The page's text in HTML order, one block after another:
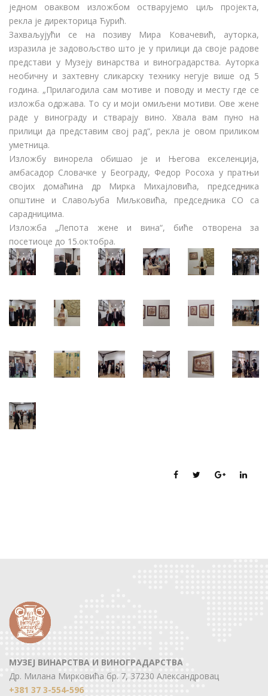
једном оваквом изложбом остварујемо циљ пројекта,
рекла је директорица Ћурић.
Захваљујући се на позиву Мира Ковачевић, ауторка,
изразила је задовољство што је у прилици да своје радове
представи у Музеју винарства и виноградарства. Ауторка
необичну и захтевну сликарску технику негује више од 5
година. „Прилагодила сам мотиве и поводу и месту где се
изложба одржава. То су и моји омиљени мотиви. Ове жене
раде у винограду и стварају вино. Хвала вам пуно на
прилици да представим свој рад“, рекла је овом приликом
уметница.
Изложбу винорела обишао је и Његова екселенција,
амбасадор Словачке у Београду, Федор Росоха у пратњи
својих домаћина др Мирка Михајловића, председника
општине и Славољуба Миљковића, председника СО са
сарадницима.
Изложба „Лепота жене и вина“, биће отворена за
посетиоце до 15.октобра.
МУЗЕЈ ВИНАРСТВА И ВИНОГРАДАРСТВА
Др. Милана Мирковића бр. 7, 37230 Александровац
+381 37 3-554-596